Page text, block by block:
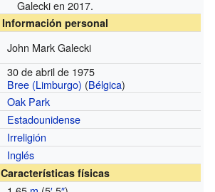
Galecki en 2017.
Información personal
John Mark Galecki
30 de abril de 1975
Bree (Limburgo) (Bélgica)
Oak Park
Estadounidense
Irreligión
Inglés
Características físicas